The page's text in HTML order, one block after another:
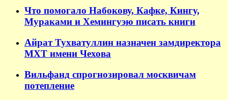
Что помогало Набокову, Кафке, Кингу,
Мураками и Хемингуэю писать книги
Айрат Тухватуллин назначен замдиректора
МХТ имени Чехова
Вильфанд спрогнозировал москвичам
потепление